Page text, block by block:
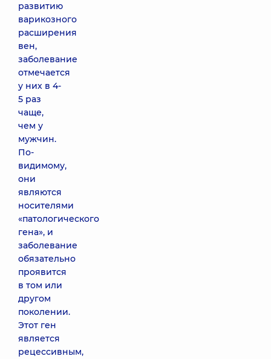
развитию
варикозного
расширения
вен,
заболевание
отмечается
у них в 4-
5 раз
чаще,
чем у
мужчин.
По-
видимому,
они
являются
носителями
«патологического
гена», и
заболевание
обязательно
проявится
в том или
другом
поколении.
Этот ген
является
рецессивным,